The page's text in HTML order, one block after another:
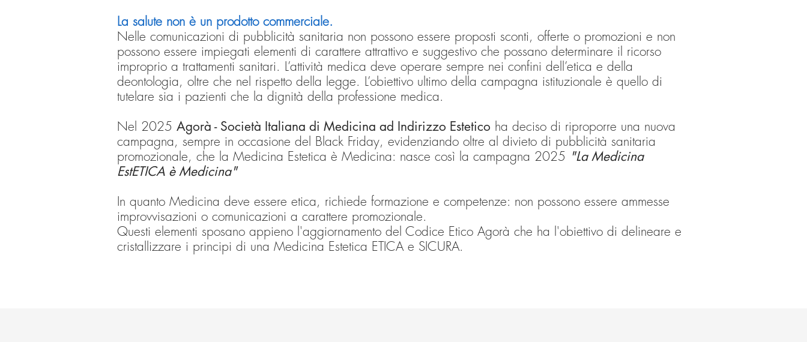
La salute non è un prodotto commerciale.
Nelle comunicazioni di pubblicità sanitaria non possono essere proposti sconti, offerte o promozioni e non
possono essere impiegati elementi di carattere attrattivo e suggestivo che possano determinare il ricorso
improprio a trattamenti sanitari. L’attività medica deve operare sempre nei confini dell’etica e della
deontologia, oltre che nel rispetto della legge. L’obiettivo ultimo della campagna istituzionale è quello di
tutelare sia i pazienti che la dignità della professione medica.
Nel 2025 Agorà - Società Italiana di Medicina ad Indirizzo Estetico ha deciso di riproporre una nuova
campagna, sempre in occasione del Black Friday, evidenziando oltre al divieto di pubblicità sanitaria
promozionale, che la Medicina Estetica è Medicina: nasce così la campagna 2025 "La Medicina
EstETICA è Medicina"
In quanto Medicina deve essere etica, richiede formazione e competenze: non possono essere ammesse
improvvisazioni o comunicazioni a carattere promozionale.
Questi elementi sposano appieno l'aggiornamento del Codice Etico Agorà che ha l'obiettivo di delineare e
cristallizzare i principi di una Medicina Estetica ETICA e SICURA.